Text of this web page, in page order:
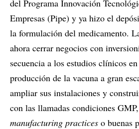
del Programa Innovación
Empresas (Pipe) y ya hizo el
la formulación del medicamento.
ahora cerrar negocios con
secuencia a los estudios clínicos
producción de la vacuna a gran
ampliar sus instalaciones y
con las llamadas condiciones GMP,
manufacturing practices o buenas